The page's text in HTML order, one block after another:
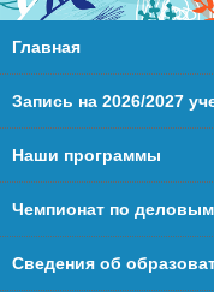
Главная
Запись на 2026/2027
Наши программы
Чемпионат по
Сведения об